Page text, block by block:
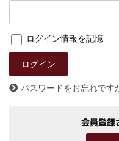
ログイン情報を記憶
パスワードをお忘れです
会員登録